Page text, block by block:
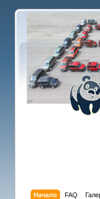
Начало FAQ